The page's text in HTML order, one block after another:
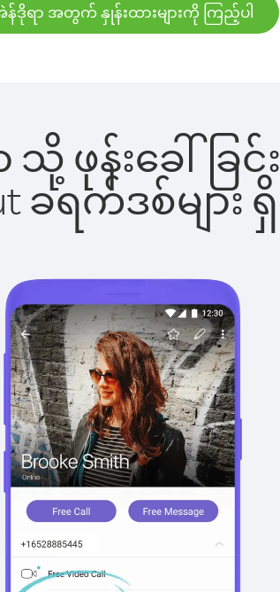
ဒိုရာ အတွက် နှုန်းထားများကို ကြည့်ပါ
ာ သို့ ဖုန်းခေါ်
ခရက်ဒစ်မျာ